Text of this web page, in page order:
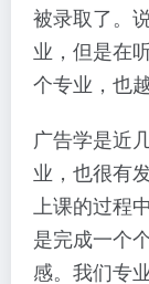
被录取了。
业，但是在
个专业，也
广告学是近
业，也很有
上课的过程
是完成一个
感。我们专